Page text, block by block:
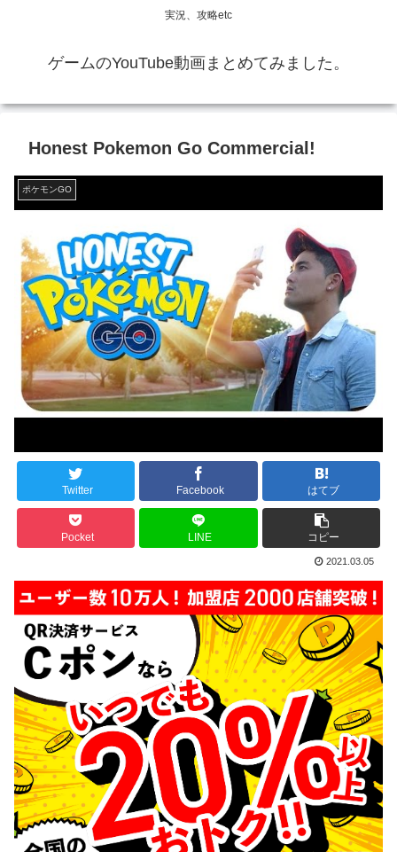
実況、攻略etc
ゲームのYouTube動画まとめてみました。
Honest Pokemon Go Commercial!
ポケモンGO
Twitter Facebook はてブ
Pocket LINE コピー
2021.03.05